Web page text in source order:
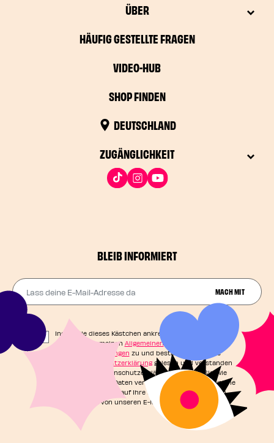
ÜBER
HÄUFIG GESTELLTE FRAGEN
VIDEO-HUB
SHOP FINDEN
DEUTSCHLAND
ZUGÄNGLICHKEIT
BLEIB INFORMIERT
Lass deine E-Mail-Adresse da
MACH MIT
Indem Sie dieses Kästchen ankreuzen, stimmen Sie
unseren Allgemeinen Allgemeinen
Geschäftsbedingungen zu und bestätigen, dass Sie
Datenschutzerklärunggelesen und verstanden
haben. In der Datenschutzerklärung erfahren Sie, wie
Ihre persönlichen Daten verarbeitet werden und welche
Rechte Sie in Bezug auf Ihre Daten haben. Sie können
sich jederzeit von unseren E-Mails abmelden.